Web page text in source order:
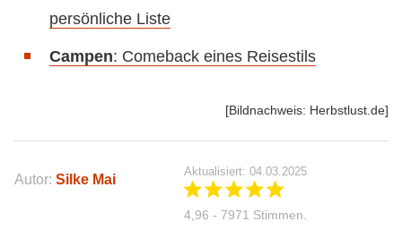
persönliche Liste
Campen: Comeback eines Reisestils
[Bildnachweis: Herbstlust.de]
Autor: Silke Mai
Aktualisiert: 04.03.2025
4,96 - 7971 Stimmen.